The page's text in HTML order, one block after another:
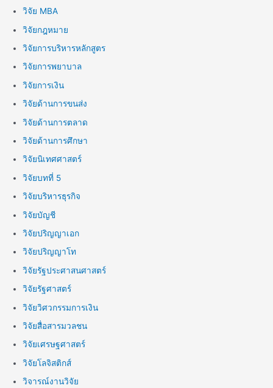
วิจัย MBA
วิจัยกฎหมาย
วิจัยการบริหารหลักสูตร
วิจัยการพยาบาล
วิจัยการเงิน
วิจัยด้านการขนส่ง
วิจัยด้านการตลาด
วิจัยด้านการศึกษา
วิจัยนิเทศศาสตร์
วิจัยบทที่ 5
วิจัยบริหารธุรกิจ
วิจัยบัญชี
วิจัยปริญญาเอก
วิจัยปริญญาโท
วิจัยรัฐประศาสนศาสตร์
วิจัยรัฐศาสตร์
วิจัยวิศวกรรมการเงิน
วิจัยสื่อสารมวลชน
วิจัยเศรษฐศาสตร์
วิจัยโลจิสติกส์
วิจารณ์งานวิจัย